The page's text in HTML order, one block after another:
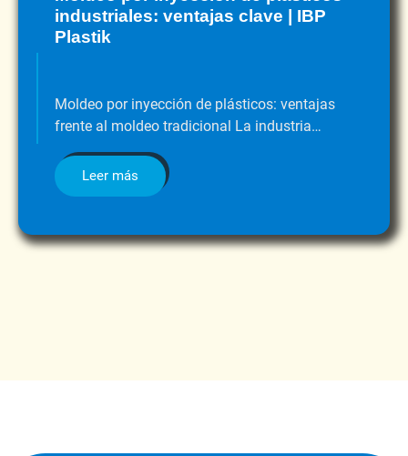
industriales: ventajas clave | IBP
Plastik
Moldeo por inyección de plásticos: ventajas
frente al moldeo tradicional La industria…
Leer más